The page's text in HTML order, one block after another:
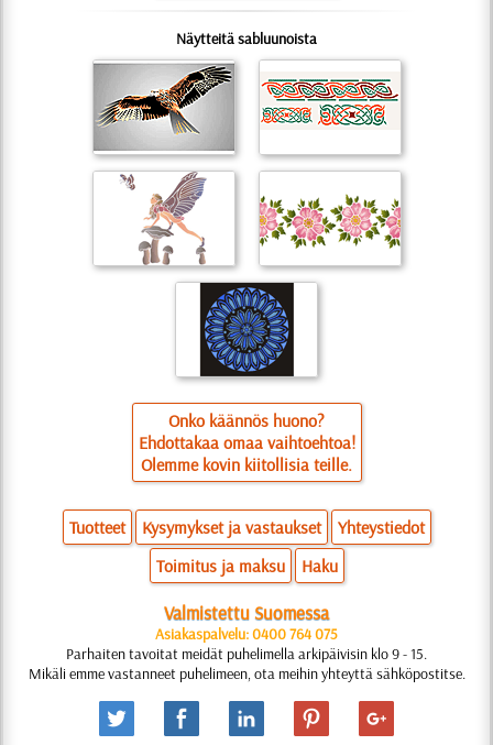
Näytteitä sabluunoista
Onko käännös huono?
Ehdottakaa omaa vaihtoehtoa!
Olemme kovin kiitollisia teille.
Tuotteet Kysymykset ja vastaukset
Yhteystiedot
Toimitus ja maksu
Haku
Valmistettu Suomessa
Asiakaspalvelu: 0400 764 075
Parhaiten tavoitat meidät puhelimella arkipäivisin klo 9 - 15.
Mikäli emme vastanneet puhelimeen, ota meihin yhteyttä sähköpostitse.